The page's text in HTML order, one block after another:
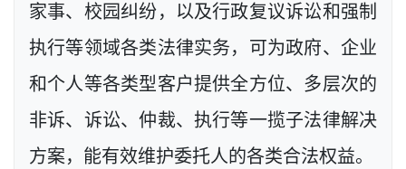
家事、校园纠纷，以及行政复议诉讼和强制
执行等领域各类法律实务，可为政府、企业
和个人等各类型客户提供全方位、多层次的
非诉、诉讼、仲裁、执行等一揽子法律解决
方案，能有效维护委托人的各类合法权益。